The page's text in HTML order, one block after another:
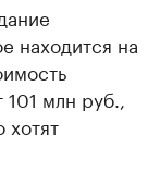
находится на
млн руб.,
хотят